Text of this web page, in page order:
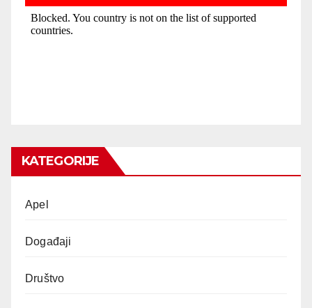
KATEGORIJE
Apel
Događaji
Društvo